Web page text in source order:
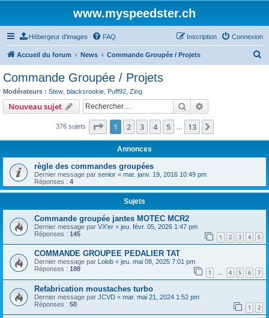
www.myspeedster.ch
Hébergeur d'images FAQ Connexion
Inscription
Accueil du forum News Commande Groupée / Projets
c
Commande Groupée / Projets
Modérateurs : Stew blacksrookie Puff92 Zing
Nouveau sujet Rechercher
376 sujets Page 1sur13
1 2 3 4 5 13
Annonces
règle des commandes groupées
Dernier message par senior « mar. janv. 19, 2016 10:49 pm
Réponses : 4
Sujets
Commande groupée jantes MOTEC MCR2
Dernier message par VX'er « jeu. févr. 05, 2026 1:47 pm
Réponses : 145 1 2 3 4 5
COMMANDE GROUPEE PEDALIER TAT
Dernier message par Lolob « jeu. mai 08, 2025 7:01 pm
Réponses : 188 1 … 4 5 6 7
Refabrication moustaches turbo
Dernier message par JCVD « mar. mai 21, 2024 1:52 pm
Réponses : 50 1 2